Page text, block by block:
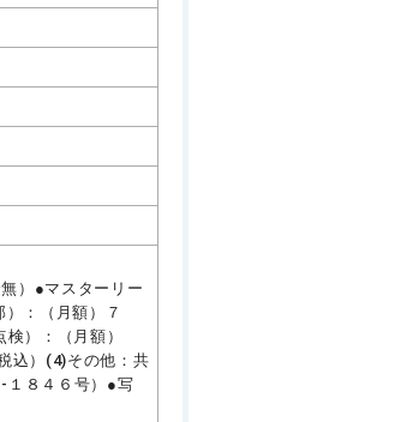
）●マスターリー
：（月額）７
）：（月額）
込）(4)その他：共
１８４６号）●写